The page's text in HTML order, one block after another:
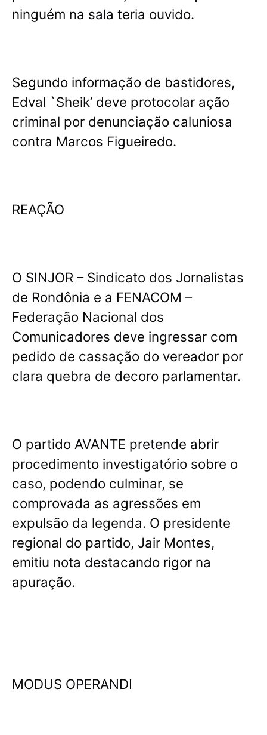
ninguém na sala teria ouvido.
Segundo informação de bastidores,
Edval `Sheik’ deve protocolar ação
criminal por denunciação caluniosa
contra Marcos Figueiredo.
REAÇÃO
O SINJOR – Sindicato dos Jornalistas
de Rondônia e a FENACOM –
Federação Nacional dos
Comunicadores deve ingressar com
pedido de cassação do vereador por
clara quebra de decoro parlamentar.
O partido AVANTE pretende abrir
procedimento investigatório sobre o
caso, podendo culminar, se
comprovada as agressões em
expulsão da legenda. O presidente
regional do partido, Jair Montes,
emitiu nota destacando rigor na
apuração.
MODUS OPERANDI